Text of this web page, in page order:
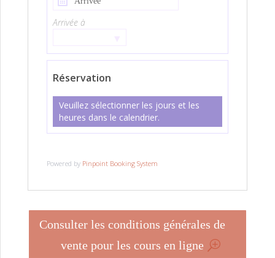
Arrivée à
Réservation
Veuillez sélectionner les jours et les
heures dans le calendrier.
Powered by Pinpoint Booking System
Consulter les conditions générales de
vente pour les cours en ligne